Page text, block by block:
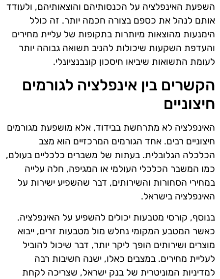
השפעת האינפלציה על הכנסותיהם והוצאותיהם, ולעודד
אותם לנהל את כספם בצורה חכמה יותר. זה כולל
הימנעות מהוצאות מיותרות בתקופות של עליית מחירים
והעדפת השקעות שיכולות להניב תשואה גבוהה יותר
לעומת התשואות שיביאו חיסכון קונבנציונלי.
הקשרים בין אינפלציה לגורמים
חיצוניים
האינפלציה לא מתרחשת בבידוד, אלא מושפעת מגורמים
חיצוניים רבים. אחד הגורמים המרכזיים הוא מצב
הכלכלה הגלובלית. בעתות של משברים כלכליים בעולם,
כמו המשבר הכלכלי העולמי או המגיפה, חלה עלייה
במחירי הסחורות והשירותים, דבר שהשפיע ישירות על
האינפלציה בישראל.
בנוסף, קורסי מטבעות יכולים להשפיע על האינפלציה.
כאשר המטבע המקומי נחלש מול מטבעות זרים, ייבוא
מוצרים ושירותים הופך ליקר יותר, דבר שיכול להוביל
לעליית מחירים. במצבים כאלו, ישנה חשיבות רבה
למדיניות המוניטרית של בנק ישראל, שצריכה לקחת